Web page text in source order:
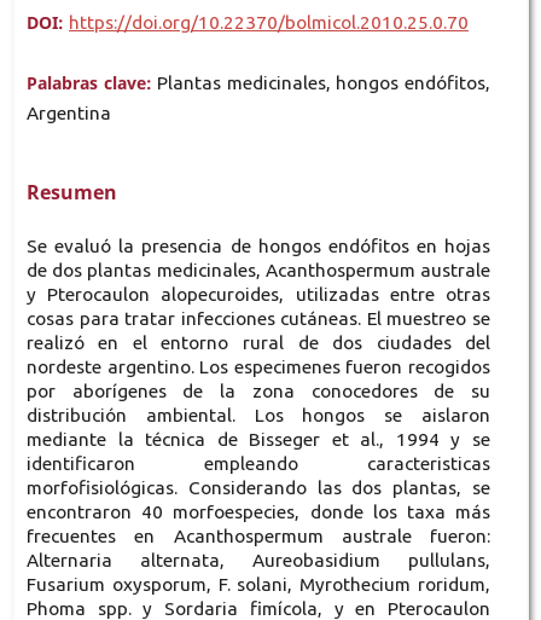
DOI: https://doi.org/10.22370/bolmicol.2010.25.0.70
Palabras clave: Plantas medicinales, hongos endófitos,
Argentina
Resumen
Se evaluó la presencia de hongos endófitos en hojas
de dos plantas medicinales, Acanthospermum australe
y Pterocaulon alopecuroides, utilizadas entre otras
cosas para tratar infecciones cutáneas. El muestreo se
realizó en el entorno rural de dos ciudades del
nordeste argentino. Los especimenes fueron recogidos
por aborígenes de la zona conocedores de su
distribución ambiental. Los hongos se aislaron
mediante la técnica de Bisseger et al., 1994 y se
identificaron empleando caracteristicas
morfofisiológicas. Considerando las dos plantas, se
encontraron 40 morfoespecies, donde los taxa más
frecuentes en Acanthospermum australe fueron:
Alternaria alternata, Aureobasidium pullulans,
Fusarium oxysporum, F. solani, Myrothecium roridum,
Phoma spp. y Sordaria fimícola, y en Pterocaulon